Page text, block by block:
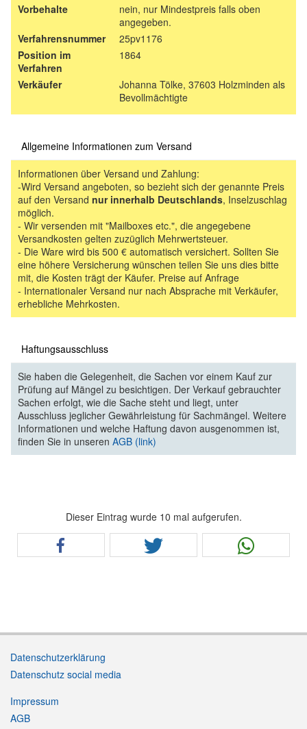
Vorbehalte
nein, nur Mindestpreis falls oben
angegeben.
Verfahrensnummer
25pv1176
Position im
Verfahren
1864
Verkäufer
Johanna Tölke, 37603 Holzminden als
Bevollmächtigte
Allgemeine Informationen zum Versand
Informationen über Versand und Zahlung:
-Wird Versand angeboten, so bezieht sich der genannte Preis
auf den Versand nur innerhalb Deutschlands, Inselzuschlag
möglich.
- Wir versenden mit "Mailboxes etc.", die angegebene
Versandkosten gelten zuzüglich Mehrwertsteuer.
- Die Ware wird bis 500 € automatisch versichert. Sollten Sie
eine höhere Versicherung wünschen teilen Sie uns dies bitte
mit, die Kosten trägt der Käufer. Preise auf Anfrage
- Internationaler Versand nur nach Absprache mit Verkäufer,
erhebliche Mehrkosten.
Haftungsausschluss
Sie haben die Gelegenheit, die Sachen vor einem Kauf zur
Prüfung auf Mängel zu besichtigen. Der Verkauf gebrauchter
Sachen erfolgt, wie die Sache steht und liegt, unter
Ausschluss jeglicher Gewährleistung für Sachmängel. Weitere
Informationen und welche Haftung davon ausgenommen ist,
finden Sie in unseren AGB (link)
Dieser Eintrag wurde 10 mal aufgerufen.
Datenschutzerklärung
Datenschutz social media
Impressum
AGB